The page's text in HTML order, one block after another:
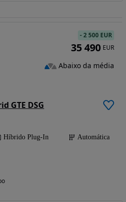
GTE DSG
Híbrido Plug-In
Automática
-2 500 EUR
35 490 EUR
Abaixo da média